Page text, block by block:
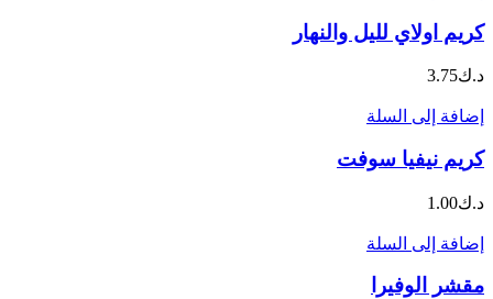
كريم اولاي لليل والنهار
د.ك3.75
إضافة إلى السلة
كريم نيفيا سوفت
د.ك1.00
إضافة إلى السلة
مقشر الوفيرا